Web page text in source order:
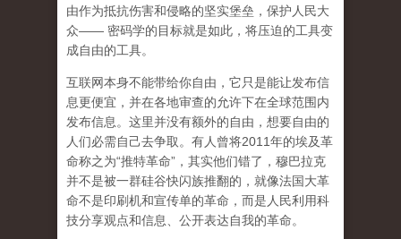
由作为抵抗伤害和侵略的坚实堡垒，保护人民大
众—— 密码学的目标就是如此，将压迫的工具变
成自由的工具。
互联网本身不能带给你自由，它只是能让发布信
息更便宜，并在各地审查的允许下在全球范围内
发布信息。这里并没有额外的自由，想要自由的
人们必需自己去争取。有人曾将2011年的埃及革
命称之为“推特革命”，其实他们错了，穆巴拉克
并不是被一群硅谷快闪族推翻的，就像法国大革
命不是印刷机和宣传单的革命，而是人民利用科
技分享观点和信息、公开表达自我的革命。